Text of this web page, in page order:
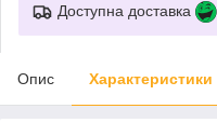
Доступна доставка
Опис Характеристики